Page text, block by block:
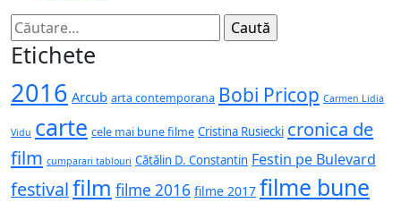
Caută
după:
Etichete
2016 Arcub arta contemporana Bobi Pricop Carmen Lidia
Vidu carte cele mai bune filme Cristina Rusiecki cronica de
film cumparari tablouri Cătălin D. Constantin Festin pe Bulevard
festivalfilm filme 2016 filme 2017 filme bune